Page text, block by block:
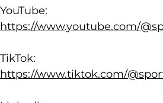
YouTube:
https://www.youtube.com/
TikTok:
https://www.tiktok.com/